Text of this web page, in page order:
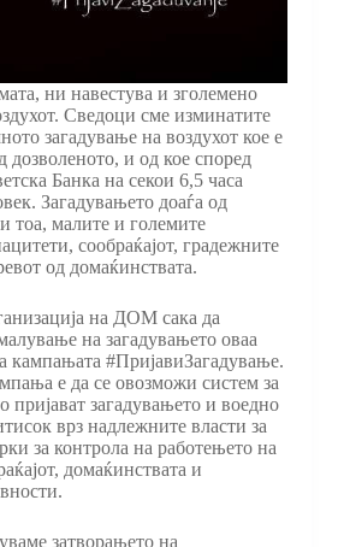
ни навестува и зголемено
Сведоци сме изминатите
загадување на воздухот кое е
дозволеното, и од кое според
Банка на секои 6,5 часа
Загадувањето доаѓа од
тоа, малите и големите
сообраќајот, градежните
од домаќинствата.
на ДОМ сака да
на загадувањето оваа
кампањата #ПријавиЗагадување.
е да се овозможи систем за
пријават загадувањето и воедно
врз надлежните власти за
за контрола на работењето на
домаќинствата и
затворањето на